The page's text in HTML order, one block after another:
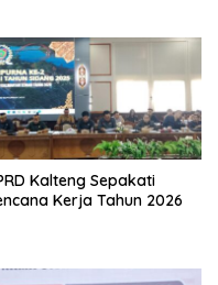
Kalteng Sepakati
Kerja Tahun 2026